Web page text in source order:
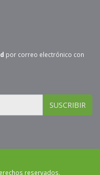
por correo electrónico con
SUSCRIBIR
reservados.